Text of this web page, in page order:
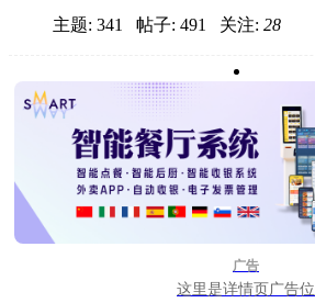
主题: 341 帖子: 491 关注: 28
广告
这里是详情页广告位